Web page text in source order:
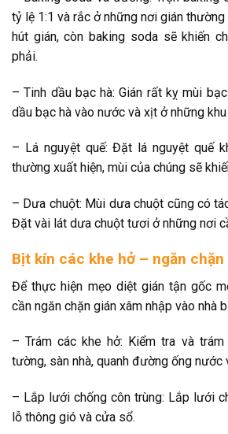
tỷ lệ 1:1 và rắc ở những nơi gián
hút gián, còn baking soda sẽ khiến
phải.
– Tinh dầu bạc hà: Gián rất kỵ mùi
dầu bạc hà vào nước và xịt ở những
– Lá nguyệt quế: Đặt lá nguyệt quế
thường xuất hiện, mùi của chúng sẽ
– Dưa chuột: Mùi dưa chuột cũng có
Đặt vài lát dưa chuột tươi ở những nơi
Bịt kín các khe hở – ngăn
Để thực hiện mẹo diệt gián tận gốc
cần ngăn chặn gián xâm nhập vào nhà
– Trám các khe hở: Kiểm tra và
tường, sàn nhà, quanh đường ống nước
– Lắp lưới chống côn trùng: Lắp lưới
lỗ thông gió và cửa sổ.